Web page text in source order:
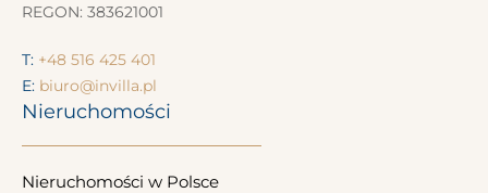
REGON: 383621001
T: +48 516 425 401
E: biuro@invilla.pl
Nieruchomości
Nieruchomości w Polsce